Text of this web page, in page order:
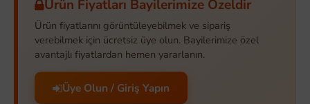
Ürün Fiyatları Bayilerimize Özeldir
Ürün fiyatlarını görüntüleyebilmek ve sipariş
verebilmek için ücretsiz üye olun. Bayilerimize özel
avantajlı fiyatlardan hemen yararlanın.
Üye Olun / Giriş Yapın